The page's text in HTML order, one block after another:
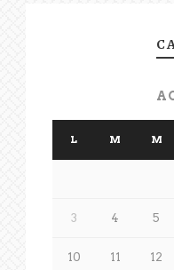
L M M
3 4 5
10 11 12